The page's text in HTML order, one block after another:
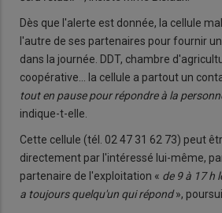
Dès que l'alerte est donnée, la cellule
l'autre de ses partenaires pour fournir
dans la journée. DDT, chambre
coopérative… la cellule a partout un
tout en pause pour répondre à la
indique-t-elle.
Cette cellule (tél. 02 47 31 62 73) peut
directement par l'intéressé lui-même,
partenaire de l'exploitation « de 9 à 17 h
a toujours quelqu'un qui répond»,